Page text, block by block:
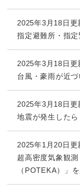
2025年3月18日更
指定避難所・指
2025年3月18日更
台風・豪雨が近づ
2025年3月18日更
地震が発生したら
2025年1月20日更
超高密度気象観
（POTEKA）」